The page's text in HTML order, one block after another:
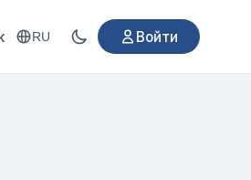
RU Войти